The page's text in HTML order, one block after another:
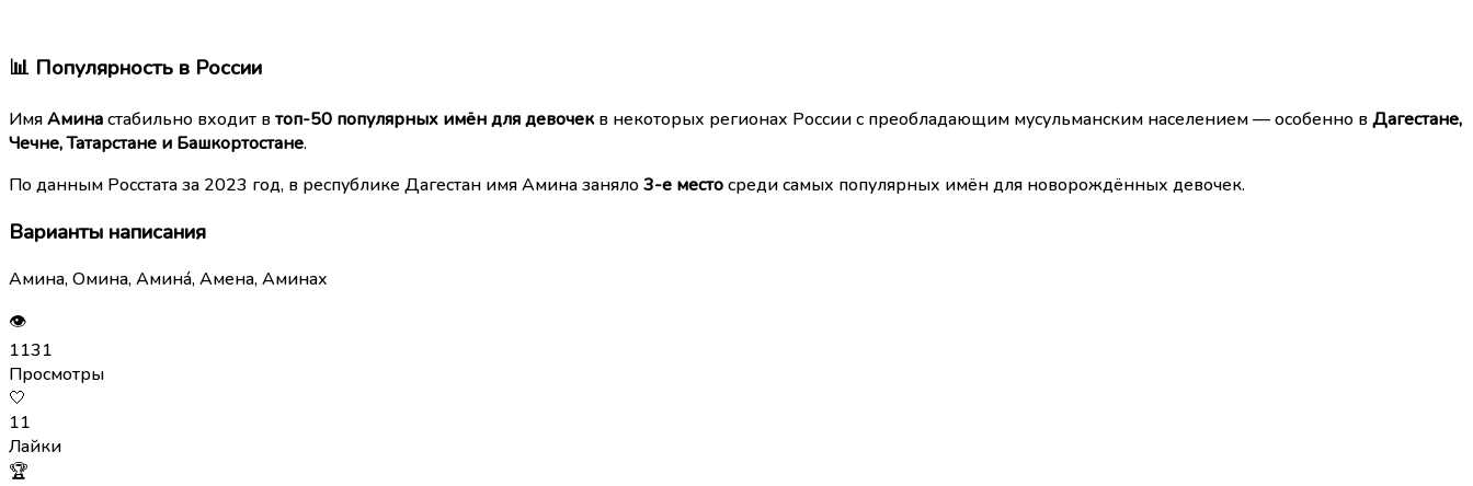
📊 Популярность в России
ИмяАминастабильно входит втоп-50 популярных имён для девочекв некоторых регионах России с преобладающим мусульманским населением — особенно вДагестане,
Чечне, Татарстане и Башкортостане.
По данным Росстата за 2023 год, в республике Дагестан имя Амина заняло3-е местосреди самых популярных имён для новорождённых девочек.
Варианты написания
Амина, Омина, Амина́, Аменa, Аминах
👁
1131
Просмотры
🤍
11
Лайки
🏆